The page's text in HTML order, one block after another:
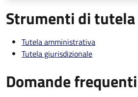
Strumenti di tutela
Tutela amministrativa
Tutela giurisdizionale
Domande frequenti